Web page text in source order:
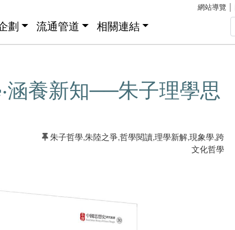
網站導覽
劃 流通管道 相關連結
涵養新知──朱子理學思
朱子哲學,朱陸之爭,哲學閱讀,理學新解,現象學,跨
文化哲學